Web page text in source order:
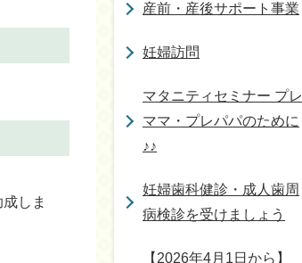
しま
産前・産後サポート事業
妊婦訪問
マタニティセミナー プレ
ママ・プレパパのために
♪♪
妊婦歯科健診・成人歯周
病検診を受けましょう
【2026年4月1日から】